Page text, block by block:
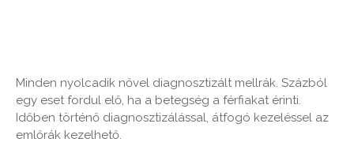
Minden nyolcadik nővel diagnosztizált mellrák. Százból
egy eset fordul elő, ha a betegség a férfiakat érinti.
Időben történő diagnosztizálással, átfogó kezeléssel az
emlőrák kezelhető.